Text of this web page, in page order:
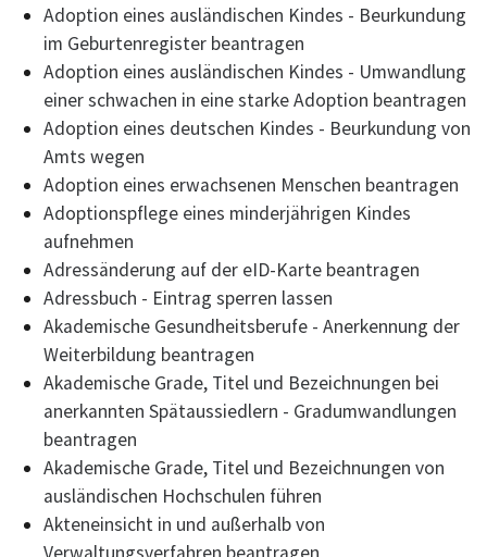
Adoption eines ausländischen Kindes - Beurkundung
im Geburtenregister beantragen
Adoption eines ausländischen Kindes - Umwandlung
einer schwachen in eine starke Adoption beantragen
Adoption eines deutschen Kindes - Beurkundung von
Amts wegen
Adoption eines erwachsenen Menschen beantragen
Adoptionspflege eines minderjährigen Kindes
aufnehmen
Adressänderung auf der eID-Karte beantragen
Adressbuch - Eintrag sperren lassen
Akademische Gesundheitsberufe - Anerkennung der
Weiterbildung beantragen
Akademische Grade, Titel und Bezeichnungen bei
anerkannten Spätaussiedlern - Gradumwandlungen
beantragen
Akademische Grade, Titel und Bezeichnungen von
ausländischen Hochschulen führen
Akteneinsicht in und außerhalb von
Verwaltungsverfahren beantragen